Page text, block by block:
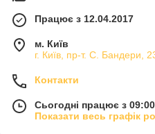
Працює з 12.04.2017
м. Київ
г. Київ, пр-т. С. Бандери,
Контакти
Сьогодні працює з
Показати весь графік